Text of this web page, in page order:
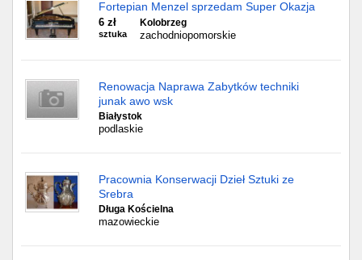
Fortepian Menzel sprzedam Super Okazja
6 zł
sztuka
Kolobrzeg
zachodniopomorskie
Renowacja Naprawa Zabytków techniki
junak awo wsk
Białystok
podlaskie
Pracownia Konserwacji Dzieł Sztuki ze
Srebra
Długa Kościelna
mazowieckie